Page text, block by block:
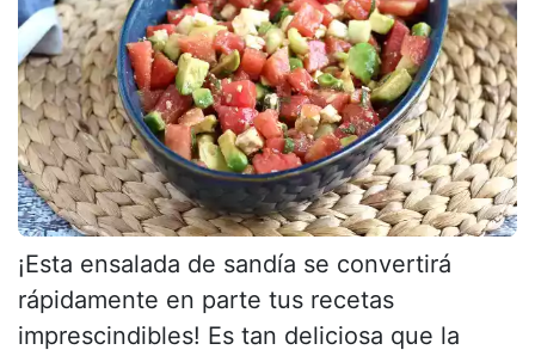
¡Esta ensalada de sandía se convertirá
rápidamente en parte tus recetas
imprescindibles! Es tan deliciosa que la